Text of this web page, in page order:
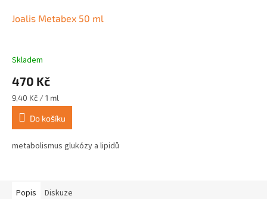
Joalis Metabex 50 ml
Skladem
470 Kč
Měrná
cena:
9,40 Kč / 1 ml
Do košíku
metabolismus glukózy a lipidů
Popis Diskuze